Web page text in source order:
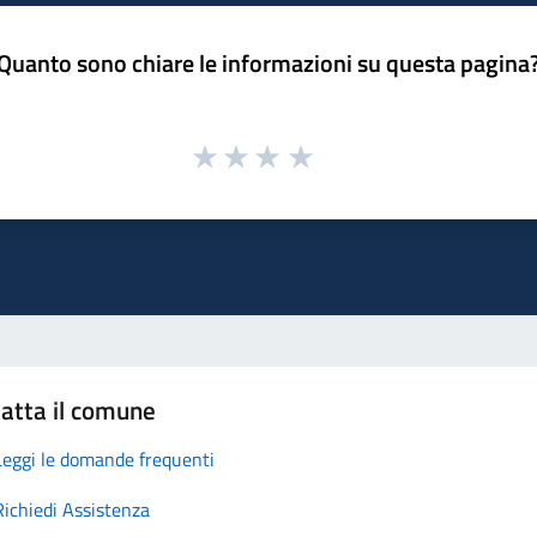
sono chiare le informazioni su questa
il comune
le domande frequenti
Assistenza